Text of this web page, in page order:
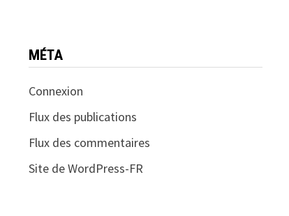
MÉTA
Connexion
Flux des publications
Flux des commentaires
Site de WordPress-FR